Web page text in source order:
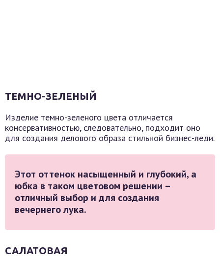
ТЕМНО-ЗЕЛЕНЫЙ
Изделие темно-зеленого цвета отличается
консервативностью, следовательно, подходит оно
для создания делового образа стильной бизнес-леди.
Этот оттенок насыщенный и глубокий, а
юбка в таком цветовом решении –
отличный выбор и для создания
вечернего лука.
САЛАТОВАЯ